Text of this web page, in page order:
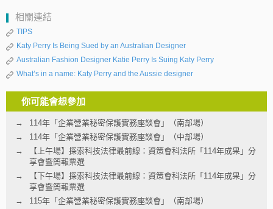
相關連結
TIPS
Katy Perry Is Being Sued by an Australian Designer
Australian Fashion Designer Katie Perry Is Suing Katy Perry
What’s in a name: Katy Perry and the Aussie designer
你可能會想參加
114年「企業營業秘密保護實務座談會」（南部場）
114年「企業營業秘密保護實務座談會」（中部場）
【上午場】探索科技法律最前線：資策會科法所「114年成果」分
享會暨簡報票選
【下午場】探索科技法律最前線：資策會科法所「114年成果」分
享會暨簡報票選
115年「企業營業秘密保護實務座談會」（南部場）